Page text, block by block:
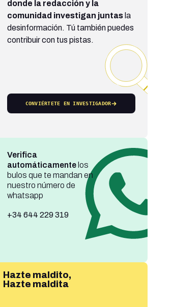
donde la redacción y la
comunidad investigan juntasla
desinformación. Tú también puedes
contribuir con tus pistas.
CONVIÉRTETE EN INVESTIGADOR
Verifica
automáticamentelos
bulos que te mandan en
nuestro número de
whatsapp
+34 644 229 319
Hazte maldito,
Hazte maldita